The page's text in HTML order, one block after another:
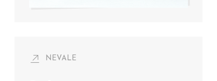
NEVALE